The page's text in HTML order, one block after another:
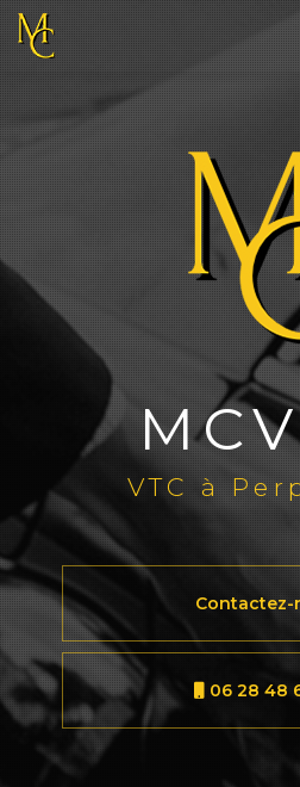
Aller
contenu
principal
VTC à
Contactez-
06 28 48